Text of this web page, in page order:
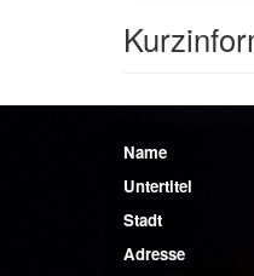
Name
Untertitel
Stadt
Adresse